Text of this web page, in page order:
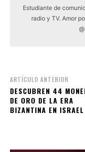
Estudiante de
radio y TV. Amor
ARTÍCULO ANTERIOR
DESCUBREN 44
DE ORO DE LA ERA
BIZANTINA EN ISRAEL